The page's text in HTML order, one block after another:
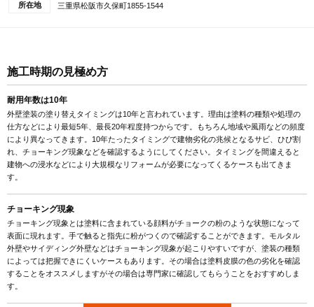
所在地 三重県松阪市久保町1855-1544
施工時期の見極め方
耐用年数は10年
外壁塗装の塗り替えタイミングは10年と言われています。理由は塗料の種類や処理の
仕方などにより最短5年、最長20年程度持つからです。もちろん地域や風雨などの頻度
により異なってきます。10年たったタイミングで建物劣化の兆候となるサビ、ひび割
れ、チョーキング現象などを確認するようにしてください。タイミングを間違えると
建物への浸水などにより大規模なリフォームが必要になってくるケースも出てきま
す。
チョーキング現象
チョーキング現象とは塗料に含まれている顔料がチョークの粉のような状態になって
表面に現れます。手で触ると指先に粉がつくので確認することができます。モルタル
外壁やサイディング外壁などはチョーキング現象が起こりやすいですが、塗装の種類
によっては把握できにくいケースもあります。その場合は塗料皮膜の色の劣化を確認
することをオススメしますがその場合は専門家に確認してもらうことをおすすめしま
す。